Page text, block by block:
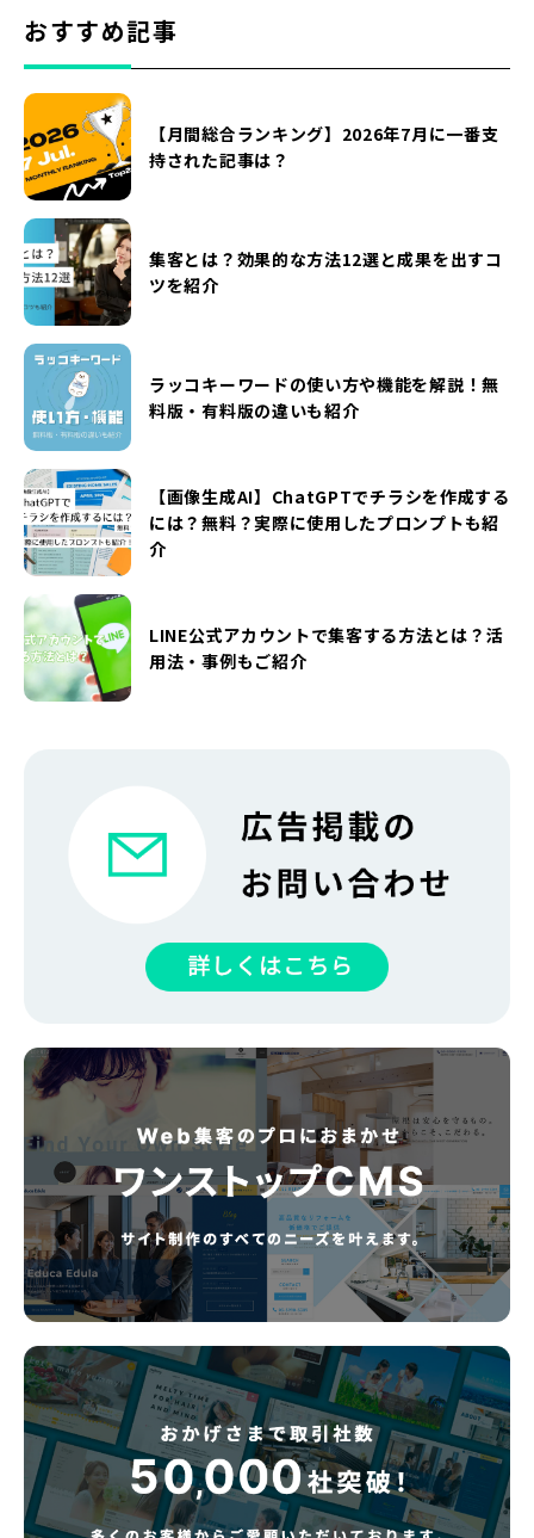
おすすめ記事
【月間総合ランキング】2026年7月に一番支
持された記事は？
集客とは？効果的な方法12選と成果を出すコ
ツを紹介
ラッコキーワードの使い方や機能を解説！無
料版・有料版の違いも紹介
【画像生成AI】ChatGPTでチラシを作成する
には？無料？実際に使用したプロンプトも紹
介
LINE公式アカウントで集客する方法とは？活
用法・事例もご紹介